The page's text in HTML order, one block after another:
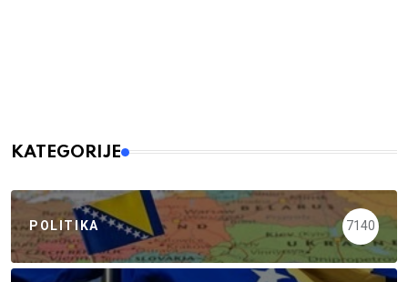
KATEGORIJE
POLITIKA 7140